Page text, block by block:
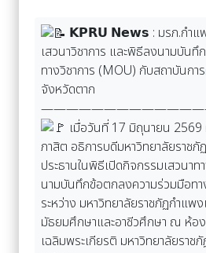
𝗞𝗣𝗥𝗨 𝗡𝗲𝘄𝘀 : มรภ.กำแพ
เสวนาวิชาการ และพิธีลงนามบัน
ทางวิชาการ (MOU) กับสถาบันกา
จังหวัดตาก
เมื่อวันที่ 17 มิถุนายน
ภาสิต อธิการบดีมหาวิทยาลัยราชภั
ประธานในพิธีเปิดกิจกรรมเสวนาท
นามบันทึกข้อตกลงความร่วมมือทา
ระหว่าง มหาวิทยาลัยราชภัฏกำแพ
มัธยมศึกษาและอาชีวศึกษา ณ ห้อ
เฉลิมพระเกียรติ มหาวิทยาลัยราช